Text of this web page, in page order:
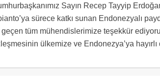
Sayın Recep Tayyip
sürece katkı sunan Endonezyalı
tüm mühendislerimize teşekkür
ülkemize ve Endonezya’ya hayırlı